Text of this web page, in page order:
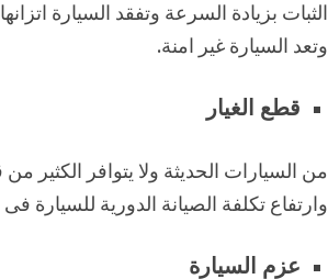
وتعد السيارة غير امنة.
قطع الغيار
من السيارات الحديثة ولا يتوافر الكثير
وارتفاع تكلفة الصيانة الدورية للسيارة
عزم السيارة